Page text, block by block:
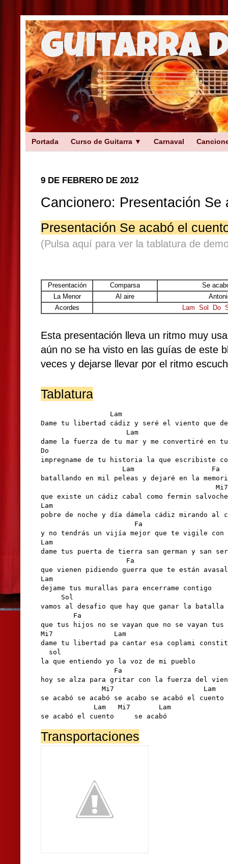
Guitarra
Portada Curso de Guitarra ▼ Carnaval
9 DE FEBRERO DE 2012
Cancionero: Presentación Se
Presentación Se acabó el
(Pulsa aquí para ver la tablatura de
Presentación Comparsa
Se
La Menor
Al aire
Acordes
Lam Sol Do
Esta presentación lleva un ritmo muy
aún no se ha visto en las guías de este
veces y dejarse llevar por el ritmo
Tablatura
Lam
Dame tu libertad cádiz y seré el viento que
Lam
dame la fuerza de tu mar y me convertiré en
Do
impregname de tu historia la que escribiste
                    Lam                   Fa
batallando en mil peleas y dejaré en la
                                           Mi7
que existe un cádiz cabal como fermin
Lam
pobre de noche y día dámela cádiz mirando al
Fa
y no tendrás un vijía mejor que te vigile con
Lam
dame tus puerta de tierra san german y san
Fa
que vienen pidiendo guerra que te están
Lam
dejame tus murallas para encerrame contigo
     Sol
vamos al desafio que hay que ganar la batalla
        Fa
que tus hijos no se vayan que no se vayan
Mi7               Lam
dame tu libertad pa cantar esa coplami
  sol
la que entiendo yo la voz de mi pueblo
                  Fa
hoy se alza para gritar con la fuerza del
Mi7                      Lam
se acabó se acabó se acabo se acabó el cuento
             Lam   Mi7       Lam
se acabó el cuento     se acabó
Transportaciones